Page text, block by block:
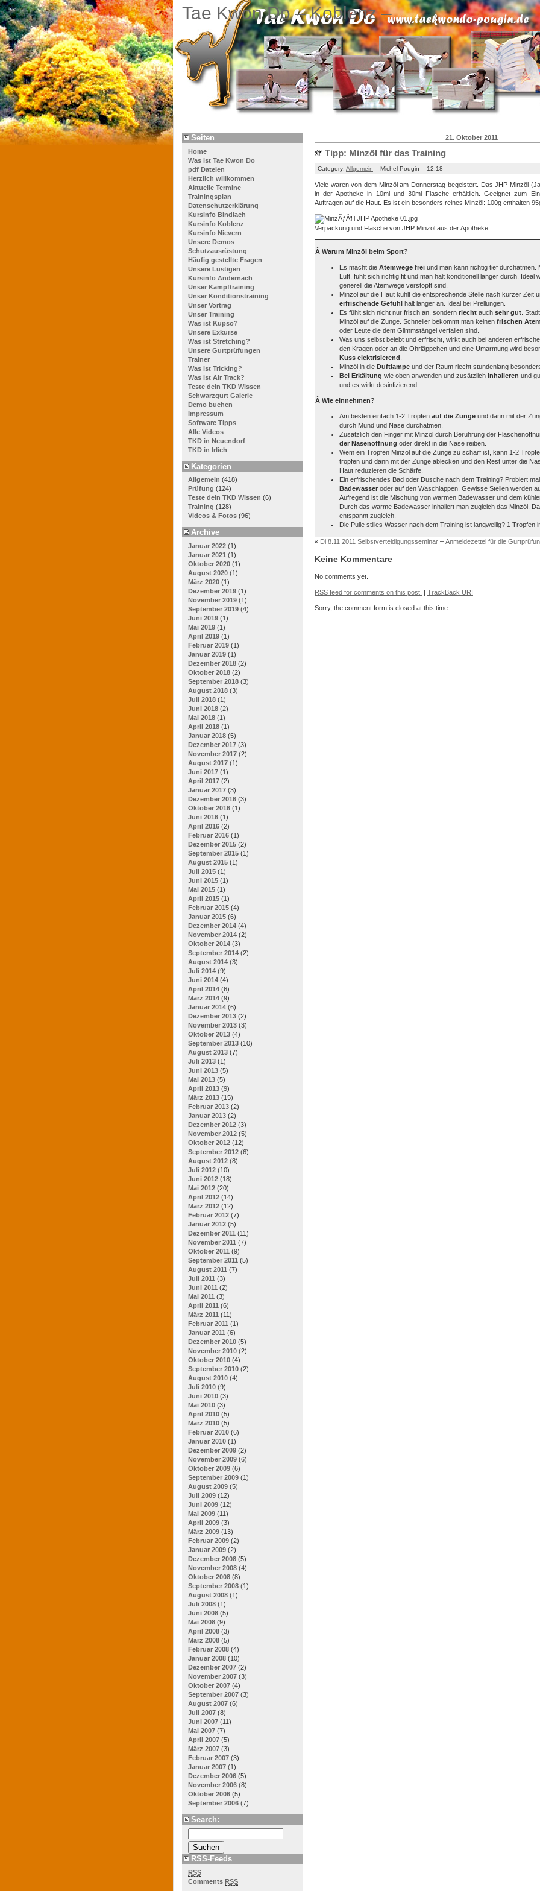
Tae Kwon Do – Koblenz –
Seiten
Home
Was ist Tae Kwon Do
pdf Dateien
Herzlich willkommen
Aktuelle Termine
Trainingsplan
Datenschutzerklärung
Kursinfo Bindlach
Kursinfo Koblenz
Kursinfo Nievern
Unsere Demos
Schutzausrüstung
Häufig gestellte Fragen
Unsere Lustigen
Kursinfo Andernach
Unser Kampftraining
Unser Konditionstraining
Unser Vortrag
Unser Training
Was ist Kupso?
Unsere Exkurse
Was ist Stretching?
Unsere Gurtprüfungen
Trainer
Was ist Tricking?
Was ist Air Track?
Teste dein TKD Wissen
Schwarzgurt Galerie
Demo buchen
Impressum
Software Tipps
Alle Videos
TKD in Neuendorf
TKD in Irlich
Kategorien
Allgemein (418)
Prüfung (124)
Teste dein TKD Wissen (6)
Training (128)
Videos & Fotos (96)
Archive
Januar 2022 (1)
Januar 2021 (1)
Oktober 2020 (1)
August 2020 (1)
März 2020 (1)
Dezember 2019 (1)
November 2019 (1)
September 2019 (4)
Juni 2019 (1)
Mai 2019 (1)
April 2019 (1)
Februar 2019 (1)
Januar 2019 (1)
Dezember 2018 (2)
Oktober 2018 (2)
September 2018 (3)
August 2018 (3)
Juli 2018 (1)
Juni 2018 (2)
Mai 2018 (1)
April 2018 (1)
Januar 2018 (5)
Dezember 2017 (3)
November 2017 (2)
August 2017 (1)
Juni 2017 (1)
April 2017 (2)
Januar 2017 (3)
Dezember 2016 (3)
Oktober 2016 (1)
Juni 2016 (1)
April 2016 (2)
Februar 2016 (1)
Dezember 2015 (2)
September 2015 (1)
August 2015 (1)
Juli 2015 (1)
Juni 2015 (1)
Mai 2015 (1)
April 2015 (1)
Februar 2015 (4)
Januar 2015 (6)
Dezember 2014 (4)
November 2014 (2)
Oktober 2014 (3)
September 2014 (2)
August 2014 (3)
Juli 2014 (9)
Juni 2014 (4)
April 2014 (6)
März 2014 (9)
Januar 2014 (6)
Dezember 2013 (2)
November 2013 (3)
Oktober 2013 (4)
September 2013 (10)
August 2013 (7)
Juli 2013 (1)
Juni 2013 (5)
Mai 2013 (5)
April 2013 (9)
März 2013 (15)
Februar 2013 (2)
Januar 2013 (2)
Dezember 2012 (3)
November 2012 (5)
Oktober 2012 (12)
September 2012 (6)
August 2012 (8)
Juli 2012 (10)
Juni 2012 (18)
Mai 2012 (20)
April 2012 (14)
März 2012 (12)
Februar 2012 (7)
Januar 2012 (5)
Dezember 2011 (11)
November 2011 (7)
Oktober 2011 (9)
September 2011 (5)
August 2011 (7)
Juli 2011 (3)
Juni 2011 (2)
Mai 2011 (3)
April 2011 (6)
März 2011 (11)
Februar 2011 (1)
Januar 2011 (6)
Dezember 2010 (5)
November 2010 (2)
Oktober 2010 (4)
September 2010 (2)
August 2010 (4)
Juli 2010 (9)
Juni 2010 (3)
Mai 2010 (3)
April 2010 (5)
März 2010 (5)
Februar 2010 (6)
Januar 2010 (1)
Dezember 2009 (2)
November 2009 (6)
Oktober 2009 (6)
September 2009 (1)
August 2009 (5)
Juli 2009 (12)
Juni 2009 (12)
Mai 2009 (11)
April 2009 (3)
März 2009 (13)
Februar 2009 (2)
Januar 2009 (2)
Dezember 2008 (5)
November 2008 (4)
Oktober 2008 (8)
September 2008 (1)
August 2008 (1)
Juli 2008 (1)
Juni 2008 (5)
Mai 2008 (9)
April 2008 (3)
März 2008 (5)
Februar 2008 (4)
Januar 2008 (10)
Dezember 2007 (2)
November 2007 (3)
Oktober 2007 (4)
September 2007 (3)
August 2007 (6)
Juli 2007 (8)
Juni 2007 (11)
Mai 2007 (7)
April 2007 (5)
März 2007 (3)
Februar 2007 (3)
Januar 2007 (1)
Dezember 2006 (5)
November 2006 (8)
Oktober 2006 (5)
September 2006 (7)
Search:
RSS-Feeds
RSS
Comments RSS
21. Oktober 2011
Tipp: Minzöl für das Training
Category: Allgemein – Michel Pougin – 12:18
Viele waren von dem Minzöl am Donnerstag begeistert. Das JHP Minzöl
in der Apotheke in 10ml und 30ml Flasche erhältlich. Geeignet zum
Auftragen auf die Haut. Es ist ein besonders reines Minzöl: 100g enthalten
Verpackung und Flasche von JHP Minzöl aus der Apotheke
Â Warum Minzöl beim Sport?
Es macht die Atemwege frei und man kann richtig tief durchatmen.
Luft, fühlt sich richtig fit und man hält konditionell länger durch. Ideal
generell die Atemwege verstopft sind.
Minzöl auf die Haut kühlt die entsprechende Stelle nach kurzer Zeit
erfrischende Gefühl hält länger an. Ideal bei Prellungen.
Es fühlt sich nicht nur frisch an, sondern riecht auch sehr gut .
Minzöl auf die Zunge. Schneller bekommt man keinen frischen
oder Leute die dem Glimmstängel verfallen sind.
Was uns selbst belebt und erfrischt, wirkt auch bei anderen
den Kragen oder an die Ohrläppchen und eine Umarmung wird
Kuss elektrisierend
Minzöl in die Duftlampe und der Raum riecht stundenlang
Bei Erkältung wie oben anwenden und zusätzlich inhalieren und
und es wirkt desinfizierend.
Â Wie einnehmen?
Am besten einfach 1-2 Tropfen auf die Zunge und dann mit der
durch Mund und Nase durchatmen.
Zusätzlich den Finger mit Minzöl durch Berührung der
der Nasenöffnung oder direkt in die Nase reiben.
Wem ein Tropfen Minzöl auf die Zunge zu scharf ist, kann 1-2
tropfen und dann mit der Zunge ablecken und den Rest unter die
Haut reduzieren die Schärfe.
Ein erfrischendes Bad oder Dusche nach dem Training? Probiert
Badewasser oder auf den Waschlappen. Gewisse Stellen werden
Aufregend ist die Mischung von warmen Badewasser und dem
Durch das warme Badewasser inhaliert man zugleich das Minzöl.
entspannt zugleich.
Die Pulle stilles Wasser nach dem Training ist langweilig? 1 Tropfen
« Di 8.11.2011 Selbstverteidigungsseminar – Anmeldezettel für die
Keine Kommentare
No comments yet.
RSS feed for comments on this post. TrackBack URI
Sorry, the comment form is closed at this time.